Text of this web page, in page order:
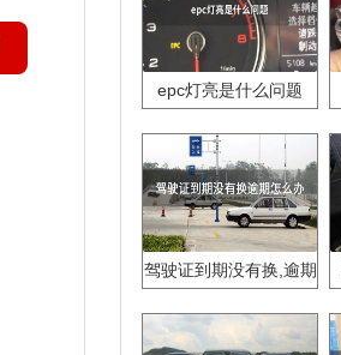
epc灯亮是什么问题
驾驶证到期没有换,逾期